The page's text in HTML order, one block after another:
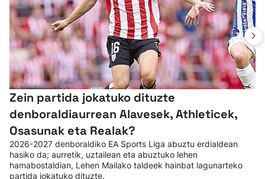
Zein partida jokatuko dituzte
denboraldiaurrean Alavesek, Athleticek,
Osasunak eta Realak?
2026-2027 denboraldiko EA Sports Liga abuztu erdialdean
hasiko da; aurretik, uztailean eta abuztuko lehen
hamabostaldian, Lehen Mailako taldeek hainbat lagunarteko
partida jokatuko dituzte.